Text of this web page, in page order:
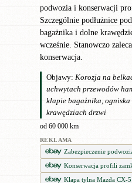
podwozia i konserwacji
Szczególnie podłużnice
bagażnika i dolne
wcześnie. Stanowczo
konserwacja.
Objawy: Korozja na
uchwytach przewodów
klapie bagażnika, ogniska
krawędziach drzwi
od 60 000 km
REKLAMA
Zabezpieczenie
Konserwacja profili
Klapa tylna Mazda CX-